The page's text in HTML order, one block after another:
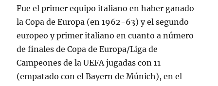
Fue el primer equipo italiano en haber ganado
la Copa de Europa (en 1962-63) y el segundo
europeo y primer italiano en cuanto a número
de finales de Copa de Europa/Liga de
Campeones de la UEFA jugadas con 11
(empatado con el Bayern de Múnich), en el